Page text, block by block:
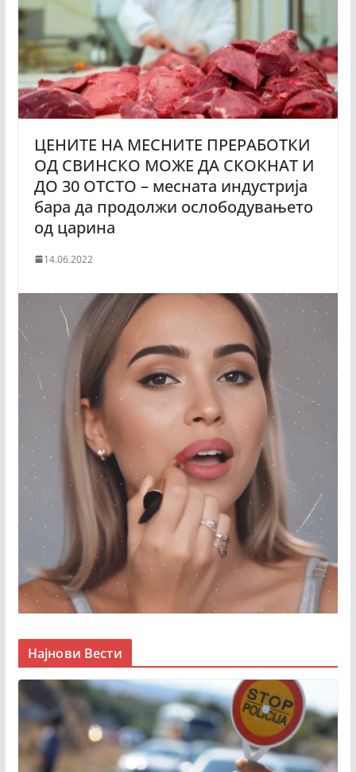
ЦЕНИТЕ НА МЕСНИТЕ ПРЕРАБОТКИ
ОД СВИНСКО МОЖЕ ДА СКОКНАТ И
ДО 30 ОТСТО – месната индустрија
бара да продолжи ослободувањето
од царина
14.06.2022
Најнови Вести